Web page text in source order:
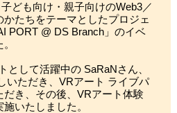
ども向け・親子向けのWeb3／
たちをテーマとしたプロジェ
PORT @ DS Branch」のイベ
として活躍中の SaRaNさん、
いただき、VRアート ライブパ
き、その後、VRアート体験
いたしました。